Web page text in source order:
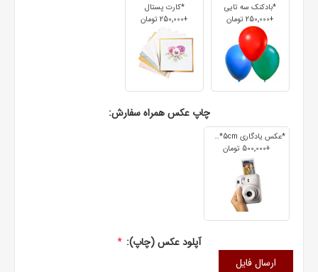
*بادکنک سه تایی
+250٬000 تومان
*کارت پستال
+250٬000 تومان
چاپ عکس همراه سفارش:
*عکس یادگاری 7cm*5cm
+500٬000 تومان
آپلود عکس (چاپ): *
ارسال فایل